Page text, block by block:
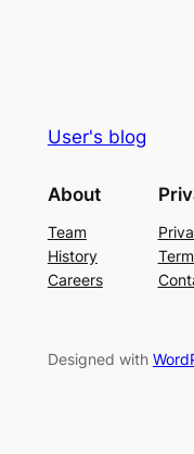
User's blog
About
Team
History
Careers
Designed with